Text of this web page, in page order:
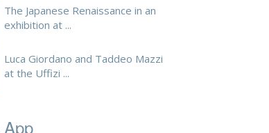
The Japanese Renaissance in an
exhibition at ...
Luca Giordano and Taddeo Mazzi
at the Uffizi ...